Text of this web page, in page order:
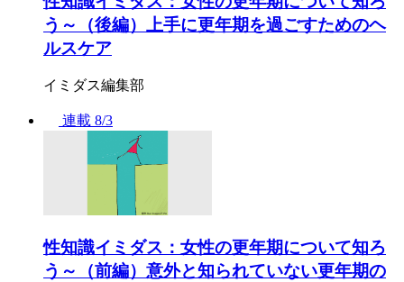
う～（後編）上手に更年期を過ごすためのヘ
ルスケア
イミダス編集部
連載 8/3
性知識イミダス：女性の更年期について知ろ
う～（前編）意外と知られていない更年期の